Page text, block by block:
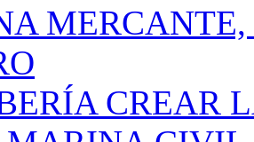
CREAR